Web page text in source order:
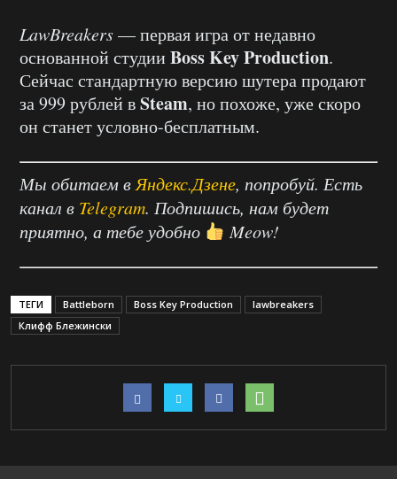
LawBreakers— первая игра от недавно
основанной студии Boss Key Production.
Сейчас стандартную версию шутера продают
за 999 рублей вSteam, но похоже, уже скоро
он станет условно-бесплатным.
Мы обитаем в Яндекс.Дзене, попробуй. Есть
канал в Telegram. Подпишись, нам будет
приятно, а тебе удобно
Meow!
ТЕГИ Battleborn Boss Key Production
lawbreakers
Клифф Блежински